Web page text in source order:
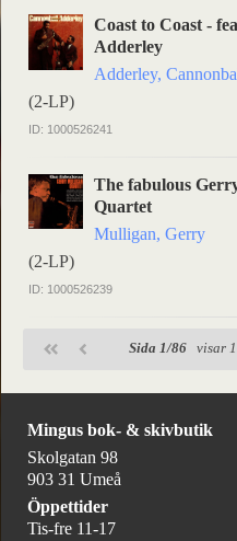
Coast to Coast -
Adderley
Adderley,
(2-LP)
ID: 1000526241
The fabulous
Quartet
Mulligan, Gerry
(2-LP)
ID: 1000526239
Sida 1/86visar 1-
Mingus bok- & skivbutik
Skolgatan 98
903 31 Umeå
Öppettider
Tis-fre 11-17